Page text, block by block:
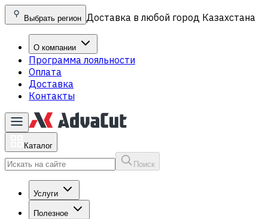
Выбрать регион Доставка в любой город Казахстана
О компании
Программа лояльности
Оплата
Доставка
Контакты
Каталог
Поиск
Услуги
Полезное